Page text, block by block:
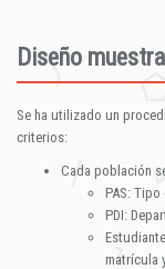
Diseño muestral
Se ha utilizado un
criterios:
Cada población
PAS:
PDI:
matrícula